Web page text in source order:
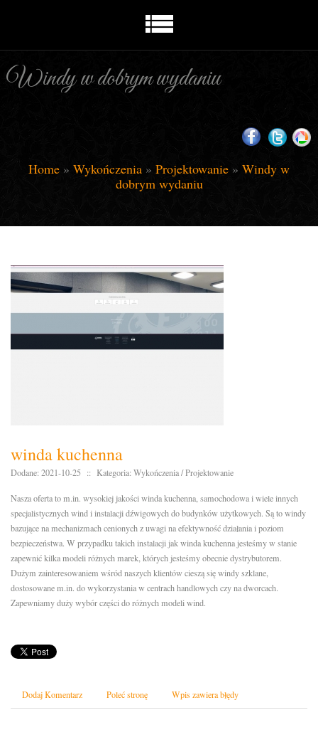
Windy w dobrym wydaniu
Home » Wykończenia » Projektowanie » Windy w
dobrym wydaniu
winda kuchenna
Dodane: 2021-10-25 :: Kategoria: Wykończenia / Projektowanie
Nasza oferta to m.in. wysokiej jakości winda kuchenna, samochodowa i wiele innych
specjalistycznych wind i instalacji dźwigowych do budynków użytkowych. Są to windy
bazujące na mechanizmach cenionych z uwagi na efektywność działania i poziom
bezpieczeństwa. W przypadku takich instalacji jak winda kuchenna jesteśmy w stanie
zapewnić kilka modeli różnych marek, których jesteśmy obecnie dystrybutorem.
Dużym zainteresowaniem wśród naszych klientów cieszą się windy szklane,
dostosowane m.in. do wykorzystania w centrach handlowych czy na dworcach.
Zapewniamy duży wybór części do różnych modeli wind.
Dodaj Komentarz Poleć stronę Wpis zawiera błędy